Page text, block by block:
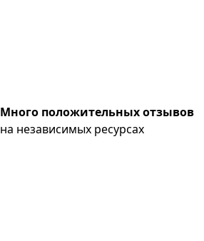
Много положительных отзывов
на независимых ресурсах